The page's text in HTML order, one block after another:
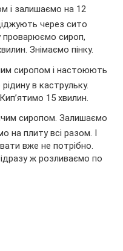
і залишаємо на 12
через сито
проварюємо сироп,
Знімаємо пінку.
сиропом і настоюють
в каструльку.
15 хвилин.
сиропом. Залишаємо
на плиту всі разом. І
вже не потрібно.
ж розливаємо по